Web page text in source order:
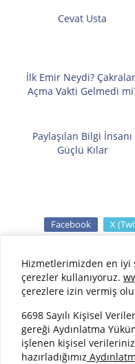
Cevat Usta
İlk Emir Neydi?
Açma Vakti Gelmedi
Paylaşılan Bilgi İnsanı
Güçlü Kılar
Facebook X
Hizmetlerimizden en
çerezler kullanıyoruz.
çerezlere izin vermiş
6698 Sayılı Kişisel
gereği Aydınlatma
işlenen kişisel
hazırladığımız
©2015 AnKar Ortak